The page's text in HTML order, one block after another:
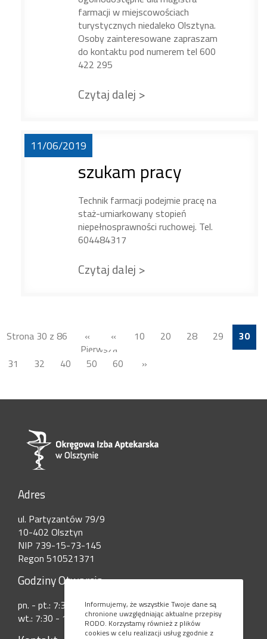
farmacji w miejscowościach
turystycznych niedaleko Olsztyna.
Osoby zainteresowane zapraszam
do kontaktu pod numerem tel 600
422 295
Czytaj dalej >
11/06/2019
szukam pracy
Technik farmacji podejmie pracę na
staż-umiarkowany stopień
niepełnosprawności ruchowej. Tel.
604484317
Czytaj dalej >
Strona 30 z 86
«
Pierwsza
« 10 20 28 29
30
31
32 40 50 60 »
Adres
ul. Partyzantów 79/9
10-402 Olsztyn
NIP 739-15-73-145
Regon 510521371
Godziny Otwarcia
pn. - pt.: 7:30 - 15:00
wt.: 7:30 - 17:30
Informujemy, że wszystkie Twoje dane są
chronione uwzględniając aktualne przepisy
RODO. Korzystamy również z plików
cookies w celu realizacji usług zgodnie z